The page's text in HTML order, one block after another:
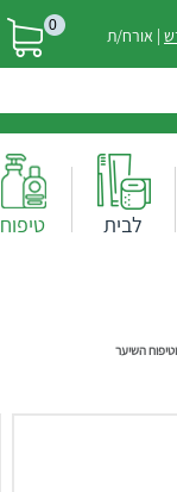
| אורח/ת 0
לבית טיפוח
השיער